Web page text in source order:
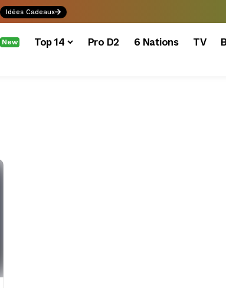
Idées Cadeaux
New Top 14 Pro D2 6 Nations TV